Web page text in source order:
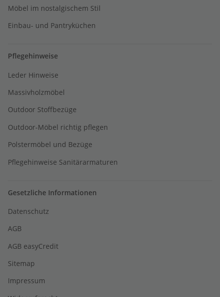
Möbel im nostalgischem Stil
Einbau- und Pantryküchen
Pflegehinweise
Leder Hinweise
Massivholzmöbel
Outdoor Stoffbezüge
Outdoor-Möbel richtig pflegen
Polstermöbel und Bezüge
Pflegehinweise Sanitärarmaturen
Gesetzliche Informationen
Datenschutz
AGB
AGB easyCredit
Sitemap
Impressum